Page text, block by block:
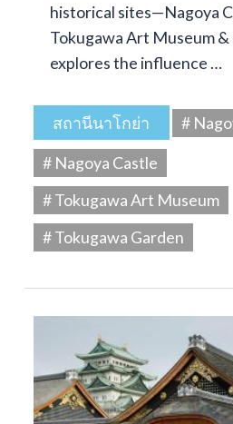
historical sites—Nagoya
Tokugawa Art Museum
explores the influence …
สถานีนาโกย่า
#
# Nagoya Castle
# Tokugawa Art Museum
# Tokugawa Garden